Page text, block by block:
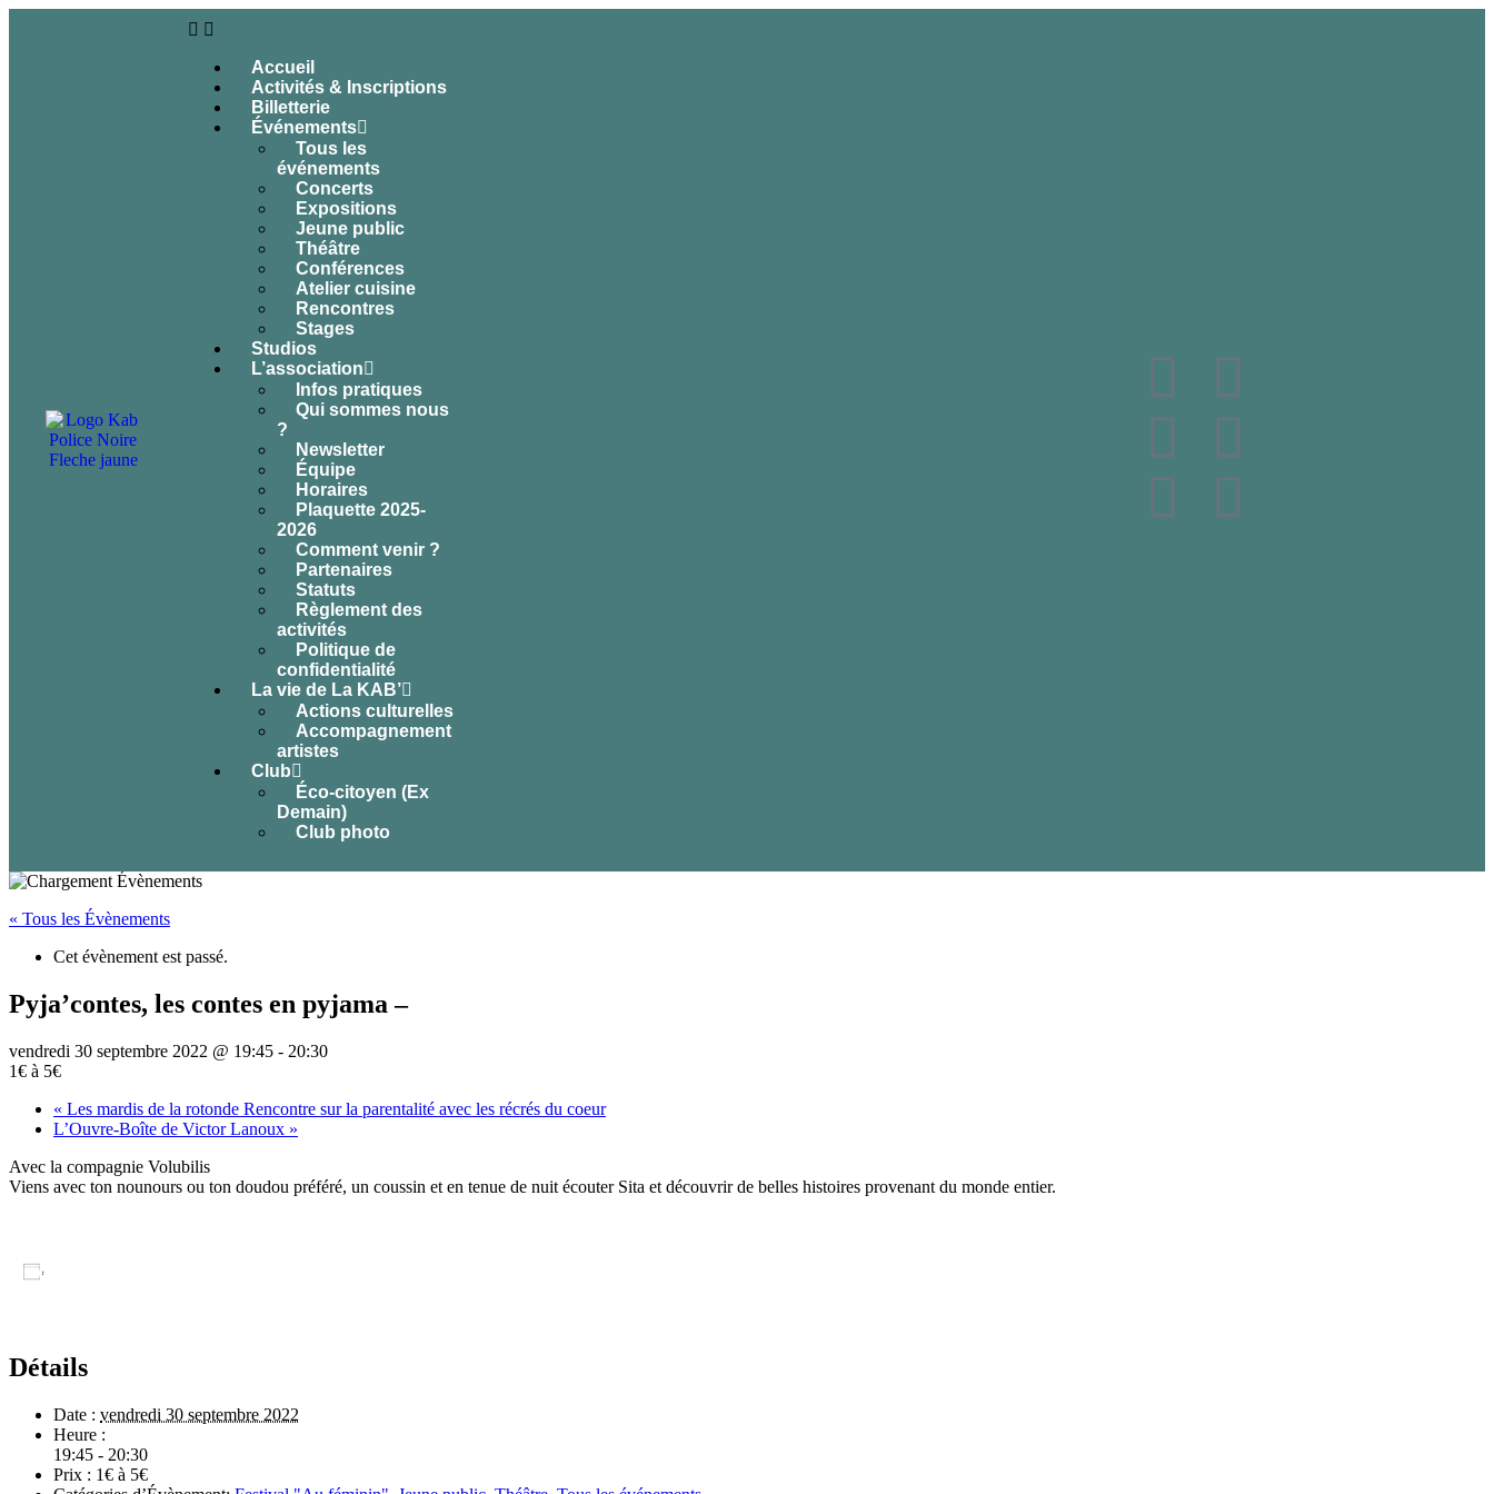
Accueil
Activités & Inscriptions
Billetterie
Événements
Tous les
événements
Concerts
Expositions
Jeune public
Théâtre
Conférences
Atelier cuisine
Rencontres
Stages
Studios
L’association
Infos pratiques
Qui sommes nous
?
Newsletter
Équipe
Horaires
Plaquette 2025-
2026
Comment venir ?
Partenaires
Statuts
Règlement des
activités
Politique de
confidentialité
La vie de La KAB’
Actions culturelles
Accompagnement
artistes
Club
Éco-citoyen (Ex
Demain)
Club photo
« Tous les Évènements
Cet évènement est passé.
Pyja’contes, les contes en pyjama –
vendredi 30 septembre 2022 @ 19:45 - 20:30
1€ à 5€
« Les mardis de la rotonde Rencontre sur la parentalité avec les récrés du coeur
L’Ouvre-Boîte de Victor Lanoux »
Avec la compagnie Volubilis
Viens avec ton nounours ou ton doudou préféré, un coussin et en tenue de nuit écouter Sita et découvrir de belles histoires provenant du monde entier.
Détails
Date : vendredi 30 septembre 2022
Heure :
19:45 - 20:30
Prix : 1€ à 5€